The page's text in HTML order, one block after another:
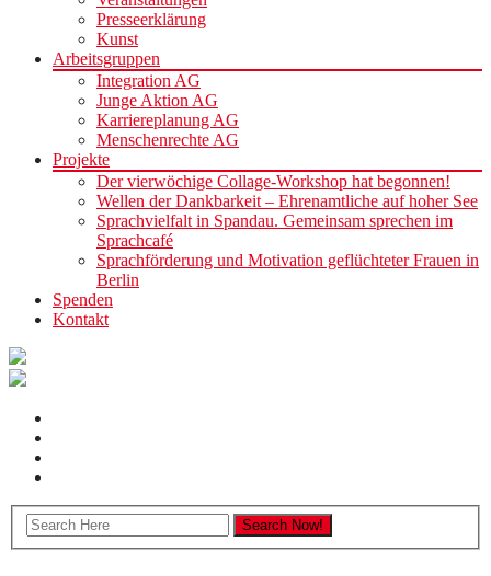
Presseerklärung
Kunst
Arbeitsgruppen
Integration AG
Junge Aktion AG
Karriereplanung AG
Menschenrechte AG
Projekte
Der vierwöchige Collage-Workshop hat begonnen!
Wellen der Dankbarkeit – Ehrenamtliche auf hoher See
Sprachvielfalt in Spandau. Gemeinsam sprechen im
Sprachcafé
Sprachförderung und Motivation geflüchteter Frauen in
Berlin
Spenden
Kontakt